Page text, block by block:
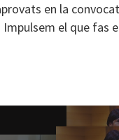
en la
Impulsem el que fas